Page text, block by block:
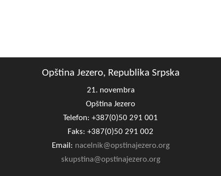
Opština Jezero, Republika Srpska
21. novembra
Opština Jezero
Telefon: +387(0)50 291 001
Faks: +387(0)50 291 002
Email: nacelnik@opstinajezero.org
skupstina@opstinajezero.org